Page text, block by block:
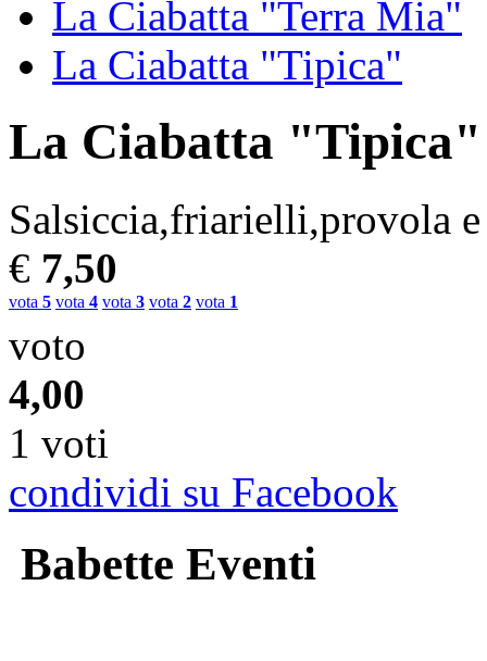
La Ciabatta "Terra Mia"
La Ciabatta "Tipica"
La Ciabatta "Tipica"
Salsiccia,friarielli,provola e
€ 7,50
vota 5 vota 4 vota 3 vota 2 vota 1
voto
4,00
1 voti
condividi su Facebook
Babette Eventi